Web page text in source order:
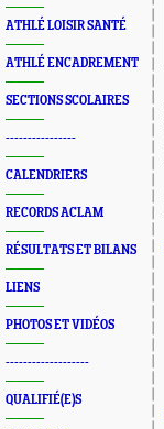
ATHLÉ LOISIR SANTÉ
ATHLÉ ENCADREMENT
SECTIONS SCOLAIRES
----------------
CALENDRIERS
RECORDS ACLAM
RÉSULTATS ET BILANS
LIENS
PHOTOS ET VIDÉOS
-------------------
QUALIFIÉ(E)S